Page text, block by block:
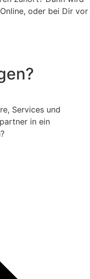
oder bei Dir vor
Services und
in ein